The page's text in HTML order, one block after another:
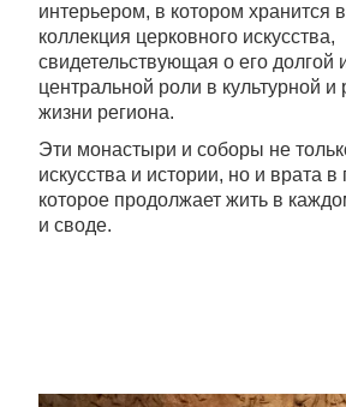
интерьером, в котором хранится
коллекция церковного искусства,
свидетельствующая о его долгой
центральной роли в культурной и
жизни региона.
Эти монастыри и соборы не
искусства и истории, но и врата
которое продолжает жить в
и своде.